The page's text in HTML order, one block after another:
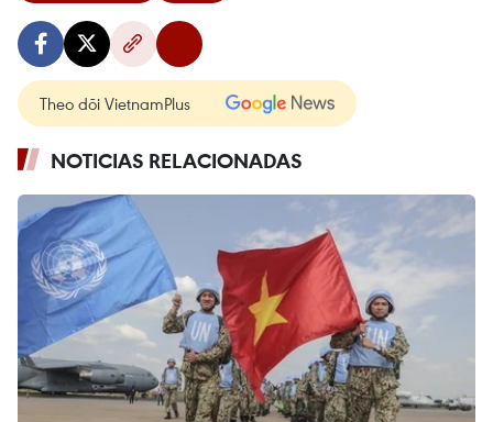
Theo dõi VietnamPlus
NOTICIAS RELACIONADAS